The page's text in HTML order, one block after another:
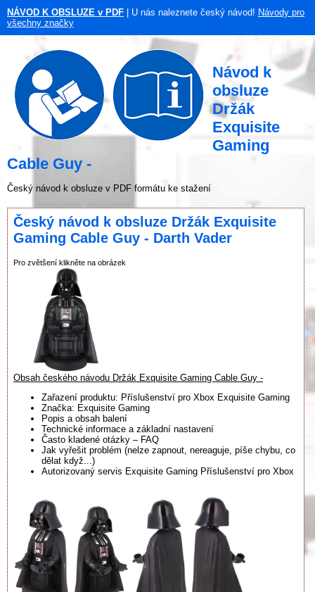
NÁVOD K OBSLUZE v PDF | U nás naleznete český návod! Návody pro
všechny značky
Návod k
obsluze
Držák
Exquisite
Gaming
Cable Guy -
Český návod k obsluze v PDF formátu ke stažení
Český návod k obsluze Držák Exquisite
Gaming Cable Guy - Darth Vader
Pro zvětšení klikněte na obrázek
Obsah českého návodu Držák Exquisite Gaming Cable Guy -
Zařazení produktu: Příslušenství pro Xbox Exquisite Gaming
Značka: Exquisite Gaming
Popis a obsah balení
Technické informace a základní nastavení
Často kladené otázky – FAQ
Jak vyřešit problém (nelze zapnout, nereaguje, píše chybu, co
dělat když...)
Autorizovaný servis Exquisite Gaming Příslušenství pro Xbox